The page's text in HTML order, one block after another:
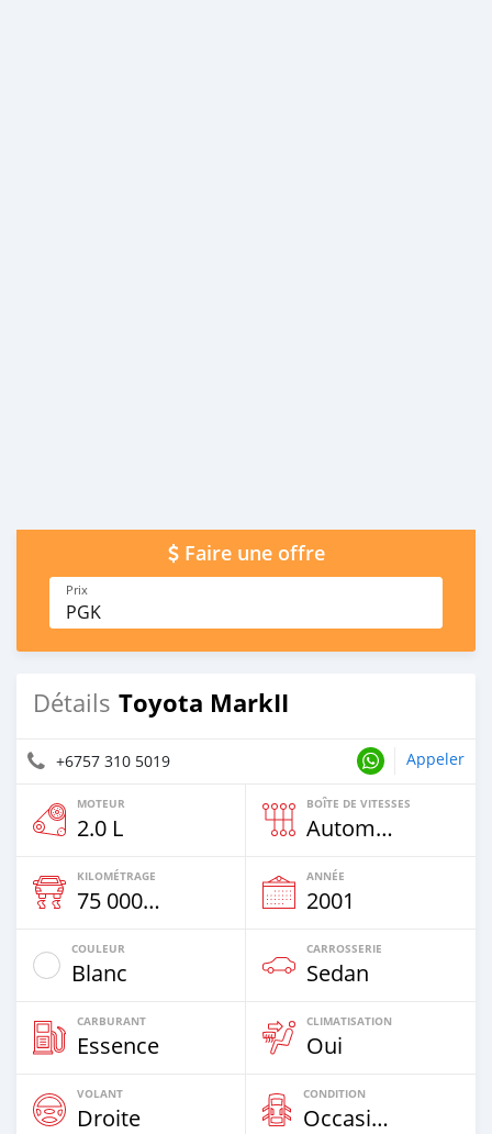
Faire une offre
Prix
PGK
Détails Toyota MarkII
+6757 310 5019 Appeler
MOTEUR
2.0 L
BOÎTE DE VITESSES
Automatique
KILOMÉTRAGE
75 000 Km
ANNÉE
2001
COULEUR
Blanc
CARROSSERIE
Sedan
CARBURANT
Essence
CLIMATISATION
Oui
VOLANT
Droite
CONDITION
Occasion